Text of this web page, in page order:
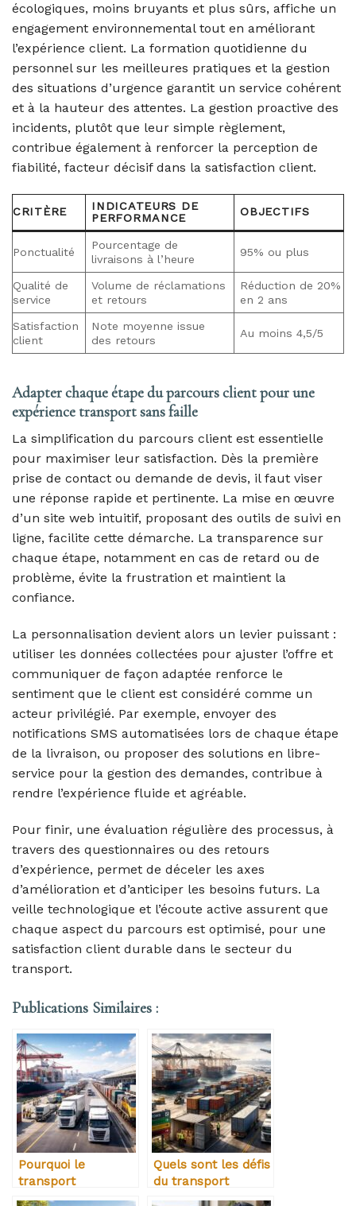
écologiques, moins bruyants et plus sûrs, affiche un
engagement environnemental tout en améliorant
l’expérience client. La formation quotidienne du
personnel sur les meilleures pratiques et la gestion
des situations d’urgence garantit un service cohérent
et à la hauteur des attentes. La gestion proactive des
incidents, plutôt que leur simple règlement,
contribue également à renforcer la perception de
fiabilité, facteur décisif dans la satisfaction client.
CRITÈRE
INDICATEURS DE
PERFORMANCE
OBJECTIFS
Ponctualité
Pourcentage de
livraisons à l’heure
95% ou plus
Qualité de
service
Volume de réclamations
et retours
Réduction de 20%
en 2 ans
Satisfaction
client
Note moyenne issue
des retours
Au moins 4,5/5
Adapter chaque étape du parcours client pour une
expérience transport sans faille
La simplification du parcours client est essentielle
pour maximiser leur satisfaction. Dès la première
prise de contact ou demande de devis, il faut viser
une réponse rapide et pertinente. La mise en œuvre
d’un site web intuitif, proposant des outils de suivi en
ligne, facilite cette démarche. La transparence sur
chaque étape, notamment en cas de retard ou de
problème, évite la frustration et maintient la
confiance.
La personnalisation devient alors un levier puissant :
utiliser les données collectées pour ajuster l’offre et
communiquer de façon adaptée renforce le
sentiment que le client est considéré comme un
acteur privilégié. Par exemple, envoyer des
notifications SMS automatisées lors de chaque étape
de la livraison, ou proposer des solutions en libre-
service pour la gestion des demandes, contribue à
rendre l’expérience fluide et agréable.
Pour finir, une évaluation régulière des processus, à
travers des questionnaires ou des retours
d’expérience, permet de déceler les axes
d’amélioration et d’anticiper les besoins futurs. La
veille technologique et l’écoute active assurent que
chaque aspect du parcours est optimisé, pour une
satisfaction client durable dans le secteur du
transport.
Publications Similaires :
Pourquoi le
transport
multimodal séduit
Quels sont les défis
du transport
international